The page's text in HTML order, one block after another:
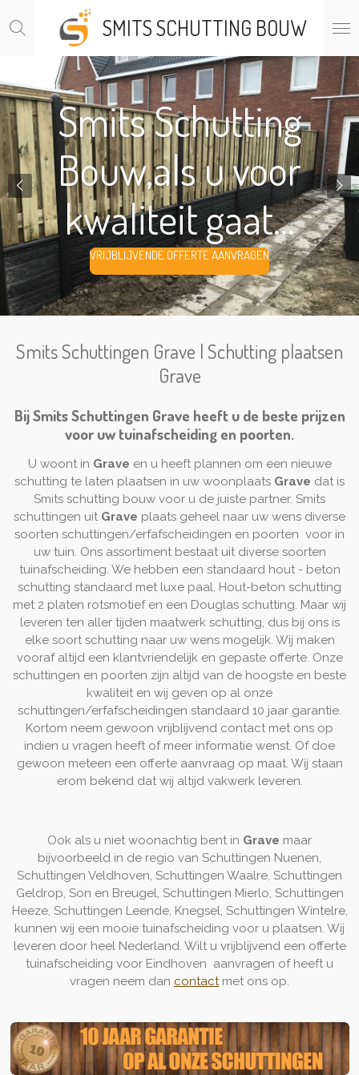
direct
hoofdinhoud
SMITS SCHUTTING BOUW
Smits Schutting
Bouw,als u voor
kwaliteit gaat...
VRIJBLIJVENDE OFFERTE AANVRAGEN
Smits Schuttingen Grave | Schutting plaatsen
Grave
Bij Smits Schuttingen Grave heeft u de beste prijzen
voor uw tuinafscheiding en poorten.
U woont in Grave en u heeft plannen om een nieuwe
schutting te laten plaatsen in uw woonplaats Grave dat is
Smits schutting bouw voor u de juiste partner. Smits
schuttingen uit Grave plaats geheel naar uw wens diverse
soorten schuttingen/erfafscheidingen en poorten voor in
uw tuin. Ons assortiment bestaat uit diverse soorten
tuinafscheiding. We hebben een standaard hout - beton
schutting standaard met luxe paal, Hout-beton schutting
met 2 platen rotsmotief en een Douglas schutting. Maar wij
leveren ten aller tijden maatwerk schutting, dus bij ons is
elke soort schutting naar uw wens mogelijk. Wij maken
vooraf altijd een klantvriendelijk en gepaste offerte. Onze
schuttingen en poorten zijn altijd van de hoogste en beste
kwaliteit en wij geven op al onze
schuttingen/erfafscheidingen standaard 10 jaar garantie.
Kortom neem gewoon vrijblijvend contact met ons op
indien u vragen heeft of meer informatie wenst. Of doe
gewoon meteen een offerte aanvraag op maat. Wij staan
erom bekend dat wij altijd vakwerk leveren.
Ook als u niet woonachtig bent in Grave maar
bijvoorbeeld in de regio van Schuttingen Nuenen,
Schuttingen Veldhoven, Schuttingen Waalre, Schuttingen
Geldrop, Son en Breugel, Schuttingen Mierlo, Schuttingen
Heeze, Schuttingen Leende, Knegsel, Schuttingen Wintelre,
kunnen wij een mooie tuinafscheiding voor u plaatsen. Wij
leveren door heel Nederland. Wilt u vrijblijvend een offerte
tuinafscheiding voor Eindhoven aanvragen of heeft u
vragen neem dan contact met ons op.